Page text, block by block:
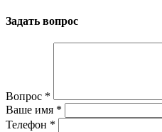
Задать вопрос
Вопрос *
Ваше имя *
Телефон *